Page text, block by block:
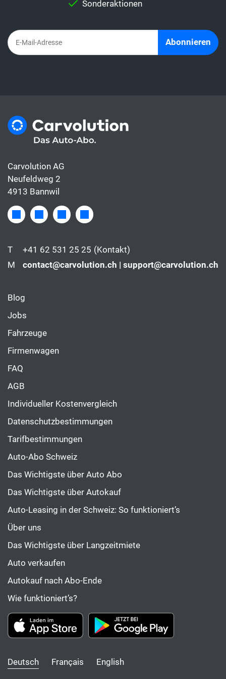
Abo-Abo sind alles Kosten rund ums Auto
deckt meist nur die Finanzierung.
Sonderaktionen
Abonnieren
Carvolution AG
Neufeldweg 2
4913 Bannwil
T +41 62 531 25 25 (Kontakt)
M
contact@carvolution.ch | support@carvolution.ch
Blog
Jobs
Fahrzeuge
Firmenwagen
FAQ
AGB
Individueller Kostenvergleich
Datenschutzbestimmungen
Tarifbestimmungen
Auto-Abo Schweiz
Das Wichtigste über Auto Abo
Das Wichtigste über Autokauf
Auto-Leasing in der Schweiz: So funktioniert’s
Über uns
Das Wichtigste über Langzeitmiete
Auto verkaufen
Autokauf nach Abo-Ende
Wie funktioniert’s?
Deutsch Français English